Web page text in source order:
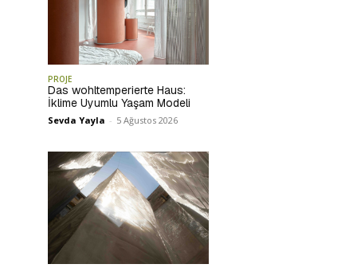
PROJE
Das wohltemperierte Haus:
İklime Uyumlu Yaşam Modeli
Sevda Yayla - 5 Ağustos 2026